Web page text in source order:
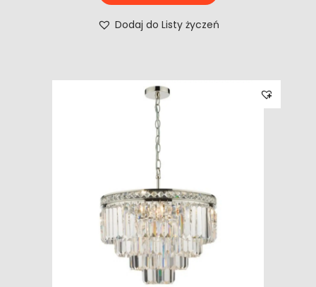
Dodaj do Listy życzeń